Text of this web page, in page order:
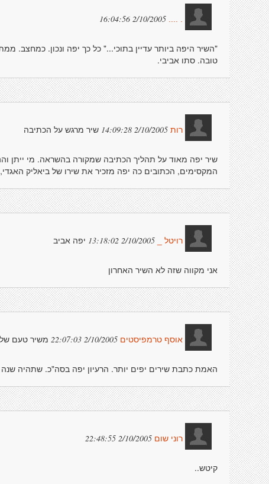
2/10/2005 16:04:56
"השיר היפה ביותר עדיין בתוכי..." כל כך יפה ונכון. כמחצב.
טובה. סתו אביבי.
רות 2/10/2005 14:09:28 שיר מרגש על הכתיבה
שיר יפה מאוד על תהליך הכתיבה שמקורה בהשראה. מי ייתן
המקסימים, הכתובים כה יפה מזכיר את שירו של ביאליק
רויטל _ 2/10/2005 13:18:02 יפה אביב
אני מקווה שזה לא השיר האחרון
אוסף טרמפיסטים 2/10/2005 22:07:03 משיר טעם
האמת כתבת שירים יפים יותר. הרעיון יפה בסה"כ. שתהיה
רוני שום 2/10/2005 22:48:55
קיטש..